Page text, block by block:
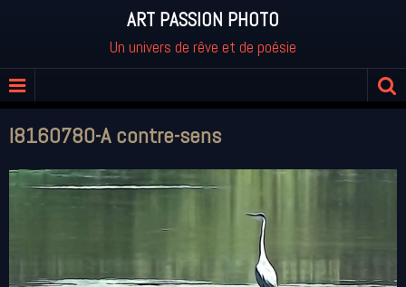
ART PASSION PHOTO
Un univers de rêve et de poésie
I8160780-A contre-sens